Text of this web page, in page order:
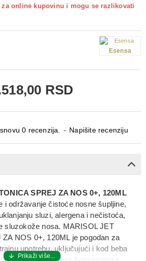
0 recenzija. - Napišite recenziju
za online kupovinu i mogu se razlikovati
RSD
Esensa
SPREJ ZA NOS 0+, 120ML
i održavanje čistoće nosne šupljine,
sluzi, alergena i nečistoća,
sluzokože nosa. MARISOL JET
NOS 0+, 120ML je pogodan za
upotrebu, uključujući i kod beba